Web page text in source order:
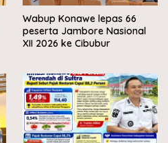
Wabup Konawe lepas 66
peserta Jambore Nasional
XII 2026 ke Cibubur